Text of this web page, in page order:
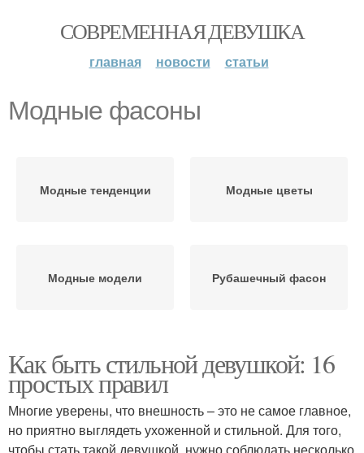
СОВРЕМЕННАЯ ДЕВУШКА
главная новости статьи
Модные фасоны
Модные тенденции Модные цветы
Модные модели Рубашечный фасон
Как быть стильной девушкой: 16
простых правил
Многие уверены, что внешность – это не самое главное,
но приятно выглядеть ухоженной и стильной. Для того,